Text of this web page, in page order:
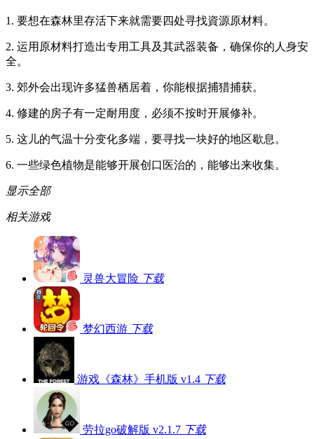
1. 要想在森林里存活下来就需要四处寻找資源原材料。
2. 运用原材料打造出专用工具及其武器装备，确保你的人身安
全。
3. 郊外会出现许多猛兽栖居着，你能根据捕猎捕获。
4. 修建的房子有一定耐用度，必须不按时开展修补。
5. 这儿的气温十分变化多端，要寻找一块好的地区歇息。
6. 一些绿色植物是能够开展创口医治的，能够出来收集。
显示全部
相关游戏
灵兽大冒险 下载
梦幻西游 下载
游戏《森林》手机版 v1.4 下载
劳拉go破解版 v2.1.7 下载